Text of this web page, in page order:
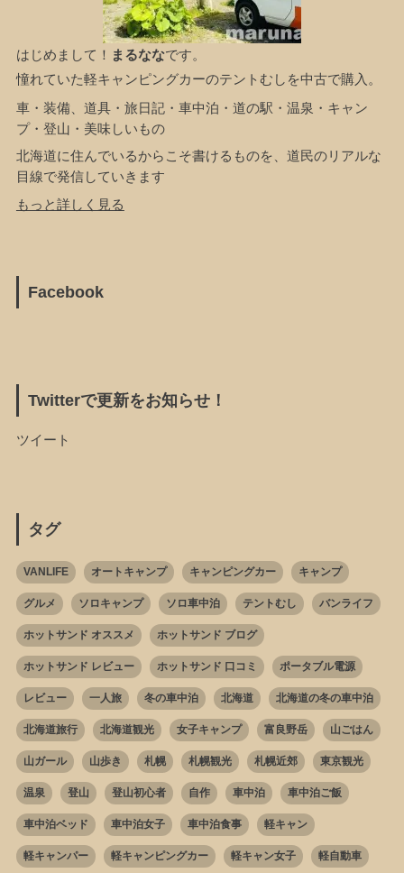
はじめまして！ まるななです。
憧れていた軽キャンピングカーのテントむしを中古で購入。
車・装備、道具・旅日記・車中泊・道の駅・温泉・キャン
プ・登山・美味しいもの
北海道に住んでいるからこそ書けるものを、道民のリアルな
目線で発信していきます
もっと詳しく見る
Facebook
Twitterで更新をお知らせ！
ツイート
タグ
VANLIFE オートキャンプ キャンピングカー キャンプ
グルメ ソロキャンプ ソロ車中泊 テントむし バンライフ
ホットサンド オススメ ホットサンド ブログ
ホットサンド レビュー ホットサンド 口コミ ポータブル電源
レビュー 一人旅 冬の車中泊 北海道 北海道の冬の車中泊
北海道旅行 北海道観光 女子キャンプ 富良野岳 山ごはん
山ガール 山歩き 札幌 札幌観光 札幌近郊 東京観光
温泉 登山 登山初心者 自作 車中泊 車中泊ご飯
車中泊ベッド 車中泊女子 車中泊食事 軽キャン
軽キャンパー 軽キャンピングカー 軽キャン女子 軽自動車